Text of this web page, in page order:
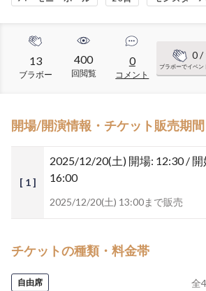
13
ブラボー
400
回閲覧
0
コメント
0/
ブラボーでイベン
開場/開演情報・チケット販売期間
[ 1 ]
2025/12/20(土) 開場: 12:30 /
16:00
2025/12/20(土) 13:00まで販売
チケットの種類・料金帯
自由席 全4